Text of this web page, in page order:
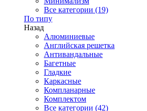
Все категории (19)
По типу
Назад
Алюминиевые
Английская решетка
Антивандальные
Багетные
Гладкие
Каркасные
Компланарные
Комплектом
Все категории (42)